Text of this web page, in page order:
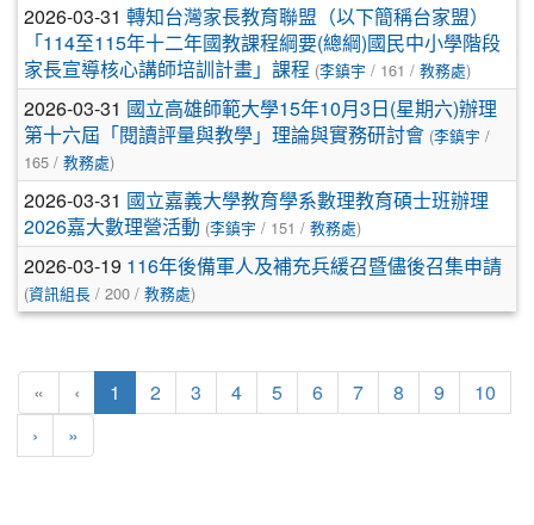
2026-03-31 轉知台灣家長教育聯盟（以下簡稱台家盟）
「114至115年十二年國教課程綱要(總綱)國民中小學階段
家長宣導核心講師培訓計畫」課程 (李鎮宇 / 161 / 教務處)
2026-03-31 國立高雄師範大學15年10月3日(星期六)辦理
第十六屆「閱讀評量與教學」理論與實務研討會 (李鎮宇 /
165 / 教務處)
2026-03-31 國立嘉義大學教育學系數理教育碩士班辦理
2026嘉大數理營活動 (李鎮宇 / 151 / 教務處)
2026-03-19 116年後備軍人及補充兵緩召暨儘後召集申請
(資訊組長 / 200 / 教務處)
« ‹ 1 (目前頁次)
2 3 4 5 6 7 8 9
10
› 下一頁
»